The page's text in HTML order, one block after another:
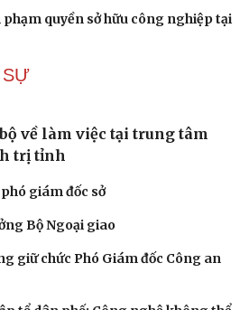
nghệ cao tỉnh Hưng Yên
KHCN và đổi mới sáng tạo quốc
lược
viên” robot tại các công viên
Microsoft chỉ vì kết nối mạng Wi-
bỏ quên có thể khiến điện mặt
suất